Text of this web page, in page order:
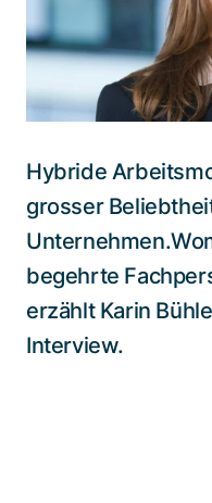
Hybride
grosser
begehrte
erzählt Karin
Interview.